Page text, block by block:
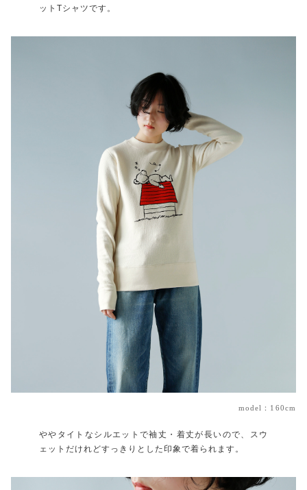
ットTシャツです。
model：160cm
ややタイトなシルエットで袖丈・着丈が長いので、スウ
ェットだけれどすっきりとした印象で着られます。